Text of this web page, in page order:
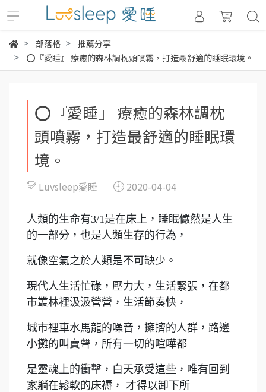
部落格
推薦分享
⭕『愛睡』 療癒的森林調枕頭噴霧，打造最舒適的睡眠環境。
⭕『愛睡』 療癒的森林調枕
頭噴霧，打造最舒適的睡眠環
境。
Luvsleep愛睡 2020-04-04
人類的生命有3/1是在床上，睡眠儼然是人生
的一部分，也是人類生存的行為，
就像空氣之於人類是不可缺少。
現代人生活忙碌，壓力大，生活緊張，在都
市叢林裡汲汲營營，生活節奏快，
城市裡車水馬龍的噪音，擁擠的人群，路邊
小攤的叫賣聲，所有一切的喧嘩都
是靈魂上的衝擊，白天承受這些，唯有回到
家躺在鬆軟的床褥， 才得以卸下所